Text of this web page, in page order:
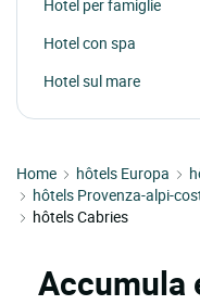
Hotel per famiglie
Hotel con spa
Hotel sul mare
Home hôtels Europa
hôtels Provenza-alpi-
hôtels Cabries
Accumula